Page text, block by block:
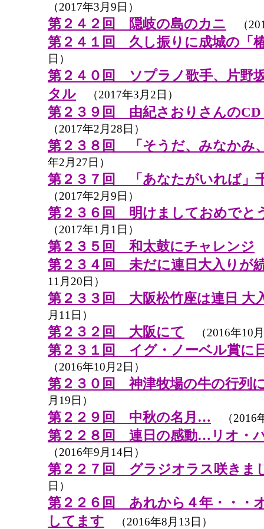
（2017年3月9日）
第２４２回 隠岐の島のカニ （
第２４１回 久し振りに成城の「
日）
第２４０回 ソプラノ歌手、片野
タル （2017年3月2日）
第２３９回 由紀さおりさんの
（2017年2月28日）
第２３８回 「そうだ、みなかみ
年2月27日）
第２３７回 「あなたがいれば」
（2017年2月9日）
第２３６回 明けましておめでと
（2017年1月1日）
第２３５回 和太鼓にチャレンジ
第２３４回 未だに連日大入りが
11月20日）
第２３３回 大阪松竹座は連日 大
月11日）
第２３２回 大阪にて （2016年10
第２３１回 イグ・ノーベル賞に
（2016年10月2日）
第２３０回 神津牧場の牛の行列
月19日）
第２２９回 中秋の名月… （2016
第２２８回 連日の感動…リオ・
（2016年9月14日）
第２２７回 グラジオラス咲きま
日）
第２２６回 あれから４年・・・
してます （2016年8月13日）